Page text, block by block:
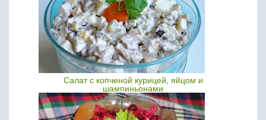
Салат с копченой курицей, яйцом и
шампиньонами